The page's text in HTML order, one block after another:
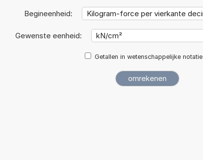
Begineenheid:
Gewenste eenheid:
Getallen in wetenschappelijke notatie